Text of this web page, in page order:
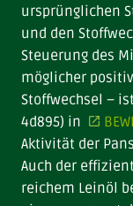
ursprünglichen
und den
Steuerung des
möglicher
Stoffwechsel –
4d895) in
Aktivität der
Auch der
reichem Leinöl